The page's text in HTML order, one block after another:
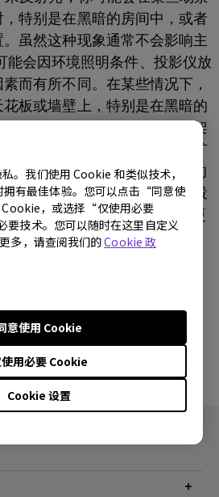
。我们使用 Cookie 和类似技术，
拥有最佳体验。您可以点击“同意使
，或选择“仅使用必要
技术。您可以随时在这里自定义
多，请查阅我们的Cookie 政
Cookie 设置
用必要 Cookie
意使用 Cookie
特别是在黑暗的房间中，或者
虽然这种现象通常不会影响主
能会因环境照明条件、投影仪放
而有所不同。在某些情况下，
板或墙壁上，特别是在黑暗的
整反射家具或在投影屏幕框架
以减少环境反射光引起的光扩
投影机专为明亮房间的
主要计划在黑暗环境中使用投
系列家庭影院，因为它提供更
舒适度和体验。
是 否